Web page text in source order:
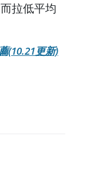
拉低平均
(10.21更新)